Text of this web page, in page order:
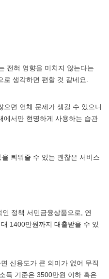
전혀 영향을 미치지 않는다는
생각하면 편할 것 같네요.
으면 연체 문제가 생길 수 있으니
에서만 현명하게 사용하는 습관
틔워줄 수 있는 괜찮은 서비스
정책 서민금융상품으로, 연
1400만원까지 대출받을 수 있
신용도가 큰 의미가 없어 무직
득 기준은 3500만원 이하 혹은